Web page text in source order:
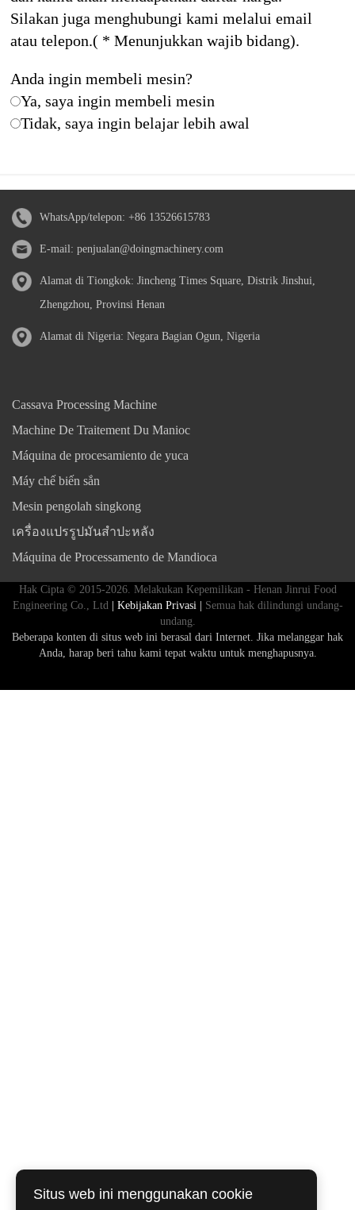
Silakan juga menghubungi kami melalui email
atau telepon.( * Menunjukkan wajib bidang).
Anda ingin membeli mesin?
Ya, saya ingin membeli mesin
Tidak, saya ingin belajar lebih awal
WhatsApp/telepon: +86 13526615783
E-mail: penjualan@doingmachinery.com
Alamat di Tiongkok: Jincheng Times Square, Distrik Jinshui,
Zhengzhou, Provinsi Henan
Alamat di Nigeria: Negara Bagian Ogun, Nigeria
Cassava Processing Machine
Machine De Traitement Du Manioc
Máquina de procesamiento de yuca
Máy chế biến sắn
Mesin pengolah singkong
เครื่องแปรรูปมันสำปะหลัง
Máquina de Processamento de Mandioca
Situs web ini menggunakan cookie
Hak Cipta © 2015-2026. Melakukan Kepemilikan - Henan Jinrui Food
Engineering Co., Ltd | Kebijakan Privasi | Semua hak dilindungi undang-
undang.
Beberapa konten di situs web ini berasal dari Internet. Jika melanggar hak
Anda, harap beri tahu kami tepat waktu untuk menghapusnya.